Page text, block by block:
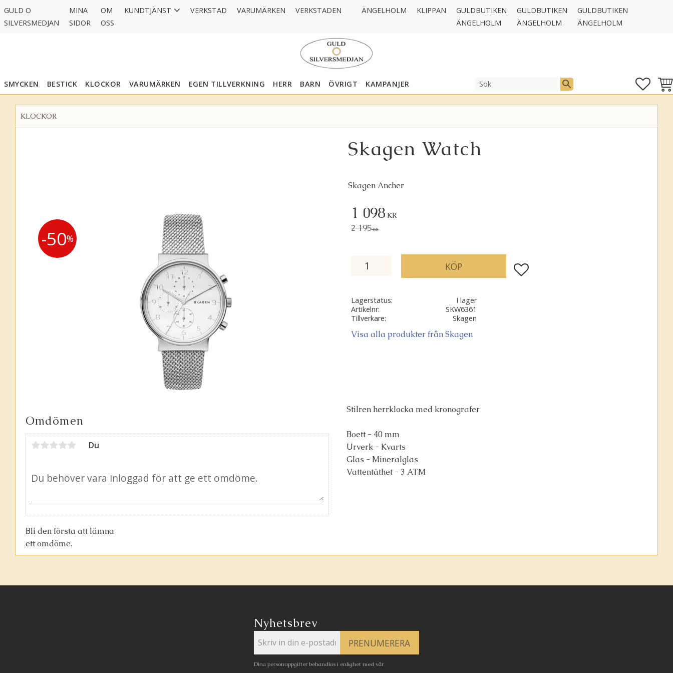
GULD O
SILVERSMEDJAN
MINA
SIDOR
OM
OSS
KUNDTJÄNST VERKSTAD VARUMÄRKEN VERKSTADEN ÄNGELHOLM KLIPPAN
GULDBUTIKEN
ÄNGELHOLM
GULDBUTIKEN
ÄNGELHOLM
GULDBUTIKEN
ÄNGELHOLM
SMYCKEN BESTICK KLOCKOR VARUMÄRKEN EGEN TILLVERKNING HERR BARN ÖVRIGT KAMPANJER
KLOCKOR
Skagen Watch
Skagen Ancher
50%
Nedsatt pris:
1 098KR
Ordinarie pris:
2 195KR
KÖP Lägg till i favoriter
Lagerstatus
I lager
Artikelnr
SKW6361
Tillverkare
Skagen
Visa alla produkter från Skagen
Stilren herrklocka med kronografer
Boett - 40 mm
Urverk - Kvarts
Glas - Mineralglas
Vattentäthet - 3 ATM
Omdömen
Du
Bli den första att lämna
ett omdöme.
Nyhetsbrev
PRENUMERERA
Dina personuppgifter behandlas i enlighet med vår